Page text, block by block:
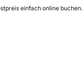
einfach online buchen.